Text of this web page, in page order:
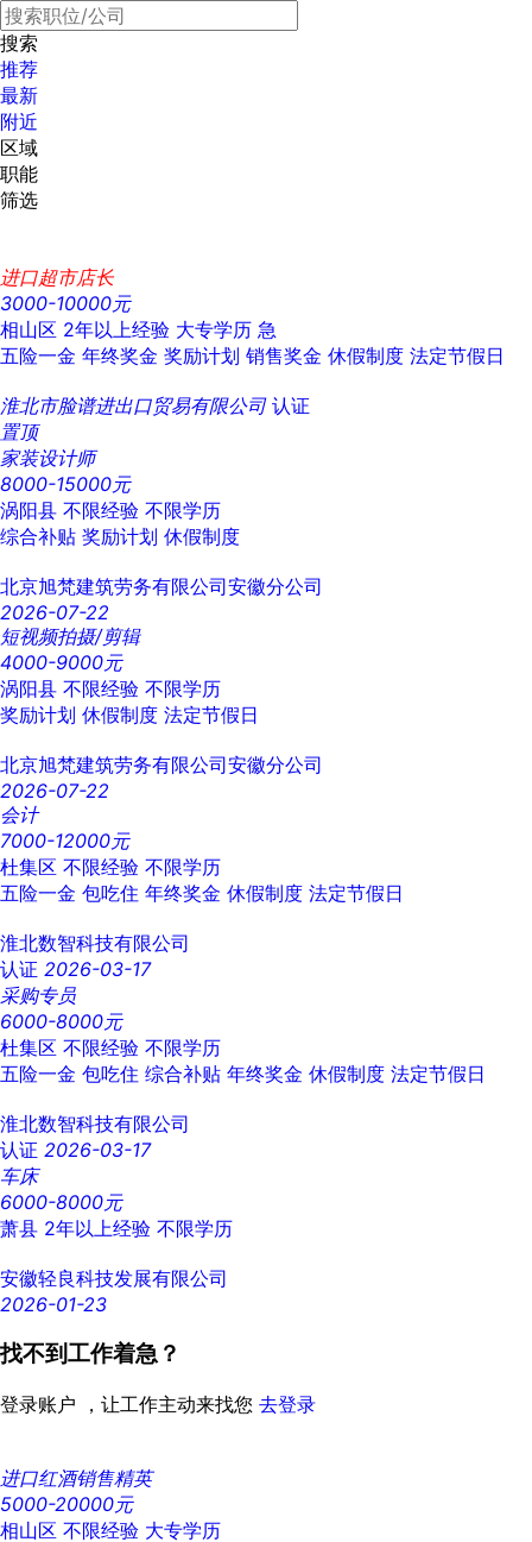
搜索
推荐
最新
附近
区域
职能
筛选
进口超市店长
3000-10000元
相山区 2年以上经验 大专学历 急
五险一金 年终奖金 奖励计划 销售奖金 休假制度 法定节假日
淮北市脸谱进出口贸易有限公司 认证
置顶
家装设计师
8000-15000元
涡阳县 不限经验 不限学历
综合补贴 奖励计划 休假制度
北京旭梵建筑劳务有限公司安徽分公司
2026-07-22
短视频拍摄/剪辑
4000-9000元
涡阳县 不限经验 不限学历
奖励计划 休假制度 法定节假日
北京旭梵建筑劳务有限公司安徽分公司
2026-07-22
会计
7000-12000元
杜集区 不限经验 不限学历
五险一金 包吃住 年终奖金 休假制度 法定节假日
淮北数智科技有限公司
认证 2026-03-17
采购专员
6000-8000元
杜集区 不限经验 不限学历
五险一金 包吃住 综合补贴 年终奖金 休假制度 法定节假日
淮北数智科技有限公司
认证 2026-03-17
车床
6000-8000元
萧县 2年以上经验 不限学历
安徽轻良科技发展有限公司
2026-01-23
找不到工作着急？
登录账户 ，让工作主动来找您 去登录
进口红酒销售精英
5000-20000元
相山区 不限经验 大专学历